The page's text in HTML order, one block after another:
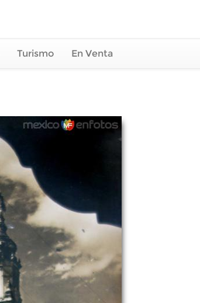
Turismo En Venta